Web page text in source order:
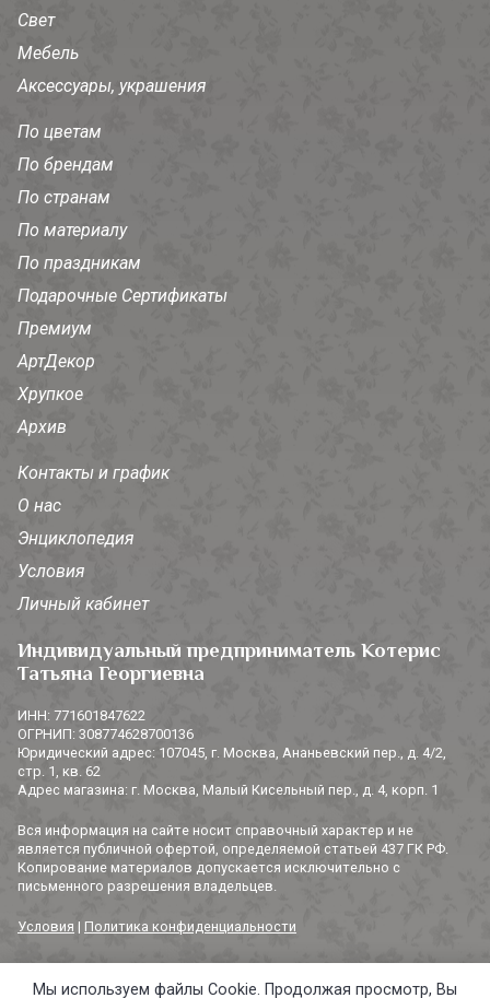
Свет
Мебель
Аксессуары, украшения
По цветам
По брендам
По странам
По материалу
По праздникам
Подарочные Сертификаты
Премиум
АртДекор
Хрупкое
Архив
Контакты и график
О нас
Энциклопедия
Условия
Личный кабинет
Индивидуальный предприниматель Котерис
Татьяна Георгиевна
ИНН: 771601847622
ОГРНИП: 308774628700136
Юридический адрес: 107045, г. Москва, Ананьевский пер., д. 4/2,
стр. 1, кв. 62
Адрес магазина: г. Москва, Малый Кисельный пер., д. 4, корп. 1
Вся информация на сайте носит справочный характер и не
является публичной офертой, определяемой статьей 437 ГК РФ.
Копирование материалов допускается исключительно с
письменного разрешения владельцев.
Условия | Политика конфиденциальности
© 2014-2026 «3 СОРОКИ». Все права защищены.
Мы используем файлы Cookie. Продолжая просмотр, Вы